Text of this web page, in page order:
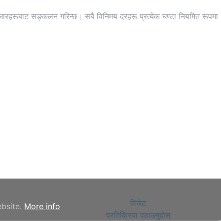
सङ्कलन गरिन्छ। सबै विनिमय दरहरू प्रत्येक घण्टा नियमित रूपमा
विजेट
प्रतिक्रिया पठाउनुहोस्
More info